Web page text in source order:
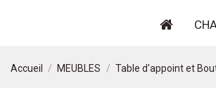
Accueil MEUBLES Table d'appoint et